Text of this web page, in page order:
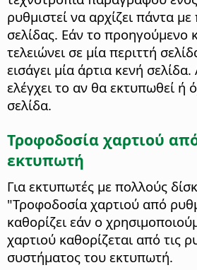
ρυθμιστεί να αρχίζει πάντα
σελίδας. Εάν το προηγούμενο
τελειώνει σε μία περιττή
εισάγει μία άρτια κενή
ελέγχει το αν θα εκτυπωθεί ή
σελίδα.
Τροφοδοσία χαρτιού
εκτυπωτή
Για εκτυπωτές με πολλούς
"Τροφοδοσία χαρτιού από
καθορίζει εάν ο
χαρτιού καθορίζεται από τις
συστήματος του εκτυπωτή.